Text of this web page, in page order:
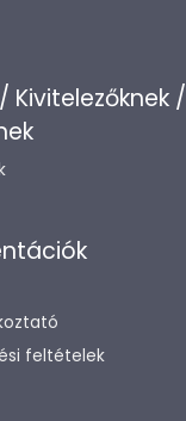
Kivitelezőknek /
feltételek